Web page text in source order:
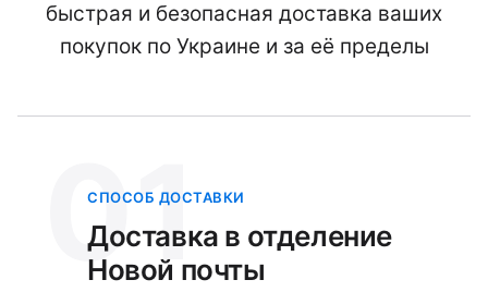
быстрая и безопасная доставка ваших
покупок по Украине и за её пределы
01
СПОСОБ ДОСТАВКИ
Доставка в отделение
Новой почты